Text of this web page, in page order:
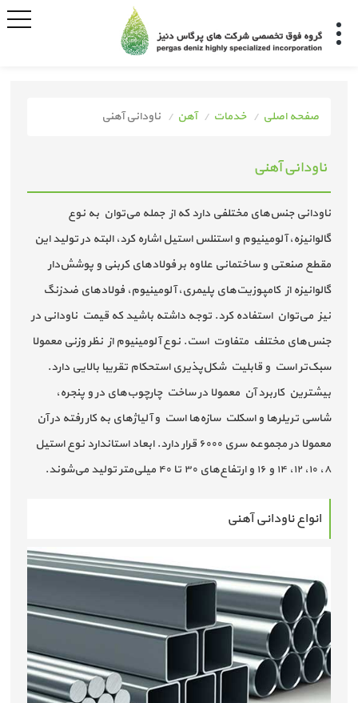
صفحه اصلی خدمات آهن ناودانی آهنی
ناودانی آهنی
ناودانی جنس‌های مختلفی دارد که از جمله می‌توان به نوع
گالوانیزه، آلومینیوم و استنلس استیل اشاره کرد، البته در تولید این
مقطع صنعتی و ساختمانی علاوه بر فولادهای کربنی و پوشش‌دار
گالوانیزه از کامپوزیت‌های پلیمری، آلومینیوم، فولادهای ضدزنگ
نیز می‌توان استفاده کرد. توجه داشته باشید که قیمت ناودانی در
جنس‌های مختلف متفاوت است. نوع آلومینیوم از نظر وزنی معمولا
سبک‌تر است و قابلیت شکل‌پذیری استحکام تقریبا بالایی دارد.
بیشترین کاربرد آن معمولا در ساخت چارچوب‌های در و پنجره،
شاسی تریلرها و اسکلت سازه‌ها است و آلیا‌ژهای به کار رفته در آن
معمولا در مجموعه سری ۶۰۰۰ قرار دارد. ابعاد استاندارد نوع استیل
۸، ۱۰، ۱۲، ۱۴ و ۱۶ و ارتفاع‌های ۳۰ تا ۴۰ میلی‌متر تولید می‌شوند.
انواع ناودانی آهنی